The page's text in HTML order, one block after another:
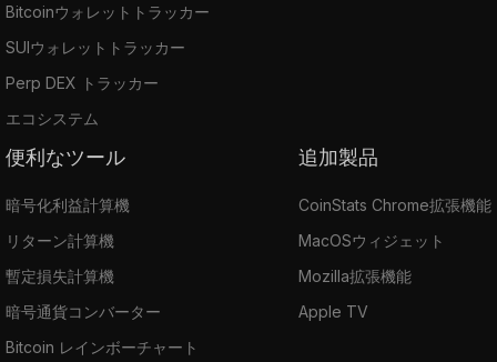
Bitcoinウォレットトラッカー
SUIウォレットトラッカー
Perp DEX トラッカー
エコシステム
便利なツール
暗号化利益計算機
リターン計算機
暫定損失計算機
暗号通貨コンバーター
Bitcoin レインボーチャート
追加製品
CoinStats Chrome拡張機能
MacOSウィジェット
Mozilla拡張機能
Apple TV